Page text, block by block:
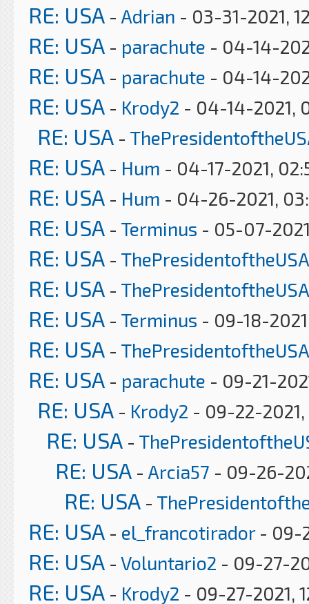
RE: USA - Adrian - 03-31-2021,
RE: USA - parachute - 04-14-
RE: USA - parachute - 04-14-
RE: USA - Krody2 - 04-14-2021,
RE: USA -
RE: USA - Hum - 04-17-2021,
RE: USA - Hum - 04-26-2021,
RE: USA - Terminus - 05-07-
RE: USA - ThePresidentoftheUSA
RE: USA - ThePresidentoftheUSA
RE: USA - Terminus - 09-18-
RE: USA - ThePresidentoftheUSA
RE: USA - parachute - 09-21-
RE: USA - Krody2 - 09-22-2021,
RE: USA -
RE: USA - Arcia57 - 09-26-
RE: USA -
RE: USA - el_francotirador- 09-
RE: USA - Voluntario2 - 09-27-
RE: USA - Krody2 - 09-27-2021,